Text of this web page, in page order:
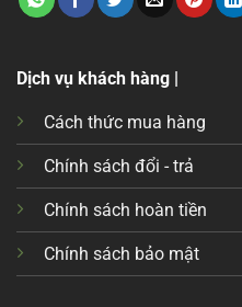
Dịch vụ khách hàng |
Cách thức mua hàng
Chính sách đổi - trả
Chính sách hoàn tiền
Chính sách bảo mật